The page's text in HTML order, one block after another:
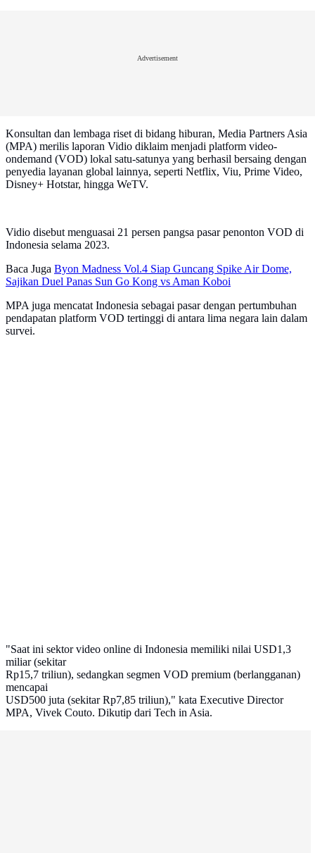
Advertisement
Konsultan dan lembaga riset di bidang hiburan, Media Partners Asia
(MPA) merilis laporan Vidio diklaim menjadi platform video-
ondemand (VOD) lokal satu-satunya yang berhasil bersaing dengan
penyedia layanan global lainnya, seperti Netflix, Viu, Prime Video,
Disney+ Hotstar, hingga WeTV.
Vidio disebut menguasai 21 persen pangsa pasar penonton VOD di
Indonesia selama 2023.
Baca Juga Byon Madness Vol.4 Siap Guncang Spike Air Dome,
Sajikan Duel Panas Sun Go Kong vs Aman Koboi
MPA juga mencatat Indonesia sebagai pasar dengan pertumbuhan
pendapatan platform VOD tertinggi di antara lima negara lain dalam
survei.
"Saat ini sektor video online di Indonesia memiliki nilai USD1,3
miliar (sekitar
Rp15,7 triliun), sedangkan segmen VOD premium (berlangganan)
mencapai
USD500 juta (sekitar Rp7,85 triliun)," kata Executive Director
MPA, Vivek Couto. Dikutip dari Tech in Asia.